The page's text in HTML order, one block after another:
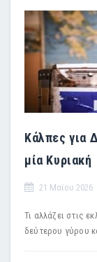
Κάλπες για
μία Κυριακή
21 Μαϊου 2026
Τι αλλάζει στις
δεύτερου γύρου